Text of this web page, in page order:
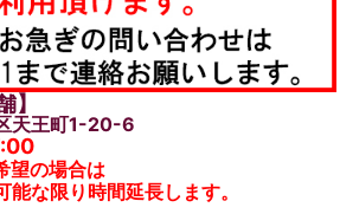
】
天王町1-20-6
望の場合は
な限り時間延長します。